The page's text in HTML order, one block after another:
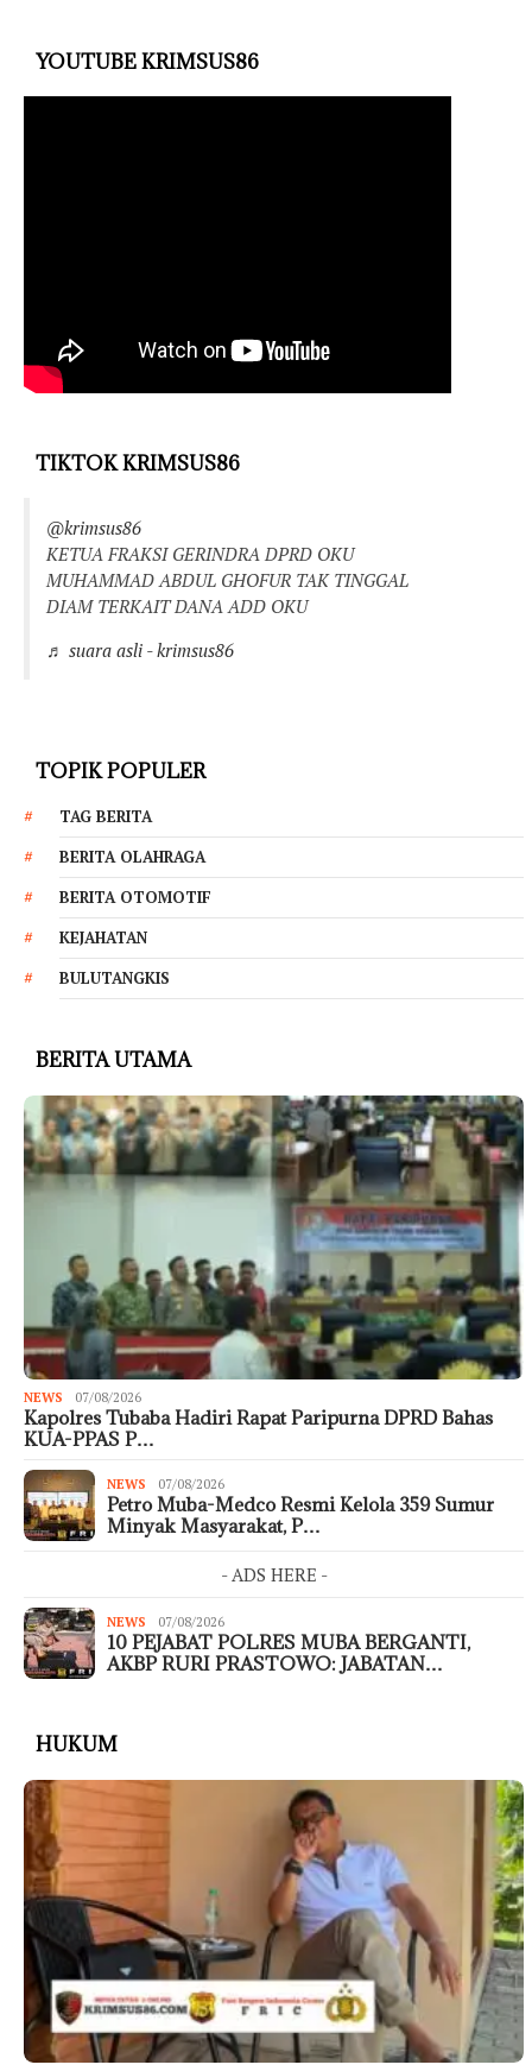
YOUTUBE KRIMSUS86
TIKTOK KRIMSUS86
@krimsus86
KETUA FRAKSI GERINDRA DPRD OKU
MUHAMMAD ABDUL GHOFUR TAK TINGGAL
DIAM TERKAIT DANA ADD OKU
♬ suara asli - krimsus86
TOPIK POPULER
TAG BERITA
BERITA OLAHRAGA
BERITA OTOMOTIF
KEJAHATAN
BULUTANGKIS
BERITA UTAMA
NEWS 07/08/2026
Kapolres Tubaba Hadiri Rapat Paripurna DPRD Bahas
KUA-PPAS P…
NEWS 07/08/2026
Petro Muba-Medco Resmi Kelola 359 Sumur
Minyak Masyarakat, P…
- ADS HERE -
NEWS 07/08/2026
10 PEJABAT POLRES MUBA BERGANTI,
AKBP RURI PRASTOWO: JABATAN…
HUKUM